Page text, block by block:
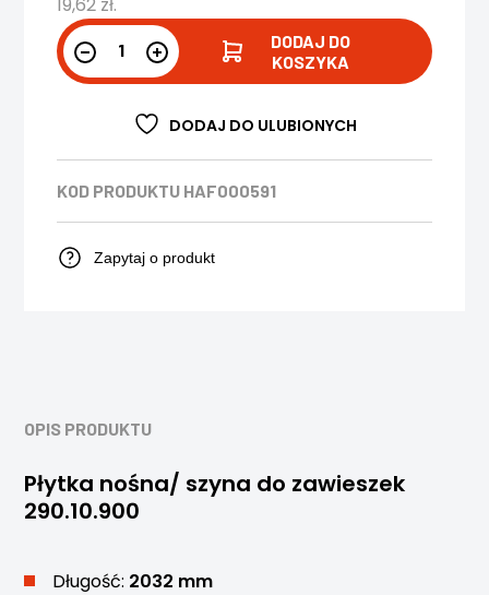
DODAJ DO
KOSZYKA
DODAJ DO ULUBIONYCH
KOD PRODUKTU HAF000591
Zapytaj o produkt
OPIS PRODUKTU
Płytka nośna/ szyna do zawieszek
290.10.900
Długość: 2032 mm